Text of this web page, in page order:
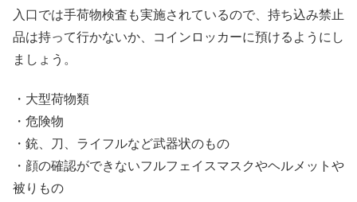
入口では手荷物検査も実施されているので、持ち込み禁止
品は持って行かないか、コインロッカーに預けるようにし
ましょう。
・大型荷物類
・危険物
・銃、刀、ライフルなど武器状のもの
・顔の確認ができないフルフェイスマスクやヘルメットや
被りもの